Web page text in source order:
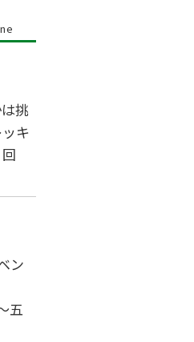
挑
キ
ン
五